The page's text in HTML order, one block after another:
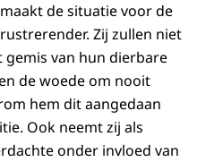
de situatie voor de
Zij zullen niet
gemis van hun dierbare
de woede om nooit
hem dit aangedaan
Ook neemt zij als
onder invloed van